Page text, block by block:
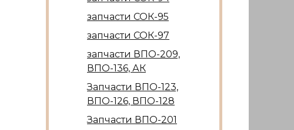
запчасти СОК-95
запчасти СОК-97
запчасти ВПО-209,
ВПО-136, АК
Запчасти ВПО-123,
ВПО-126, ВПО-128
Запчасти ВПО-201